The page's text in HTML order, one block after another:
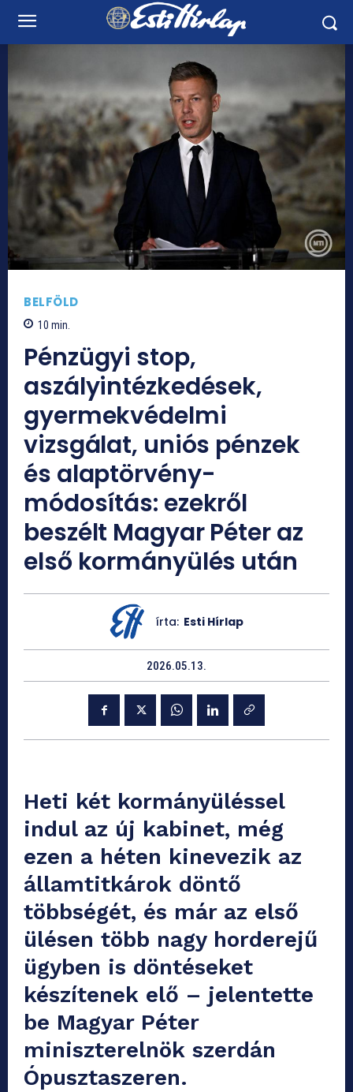
BELFÖLD
10 min.
Pénzügyi stop,
aszályintézkedések,
gyermekvédelmi
vizsgálat, uniós pénzek
és alaptörvény-
módosítás: ezekről
beszélt Magyar Péter az
első kormányülés után
írta: Esti Hírlap
2026.05.13.
Heti két kormányüléssel
indul az új kabinet, még
ezen a héten kinevezik az
államtitkárok döntő
többségét, és már az első
ülésen több nagy horderejű
ügyben is döntéseket
készítenek elő – jelentette
be Magyar Péter
miniszterelnök szerdán
Ópusztaszeren.